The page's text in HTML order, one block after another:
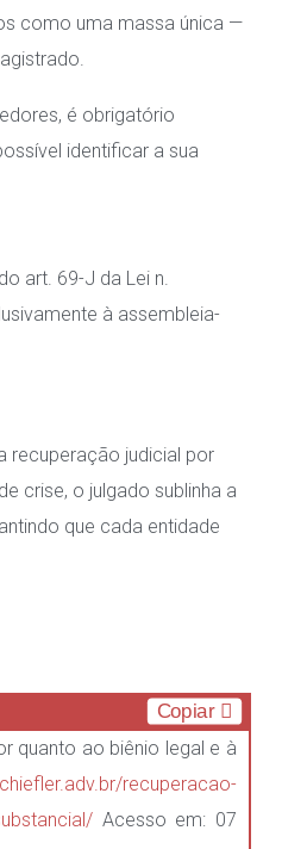
como uma massa única —
é obrigatório
identificar a sua
art. 69-J da Lei n.
à assembleia-
recuperação judicial por
crise, o julgado sublinha a
que cada entidade
Copiar
quanto ao biênio legal e à
recuperacao-
Acesso em: 07